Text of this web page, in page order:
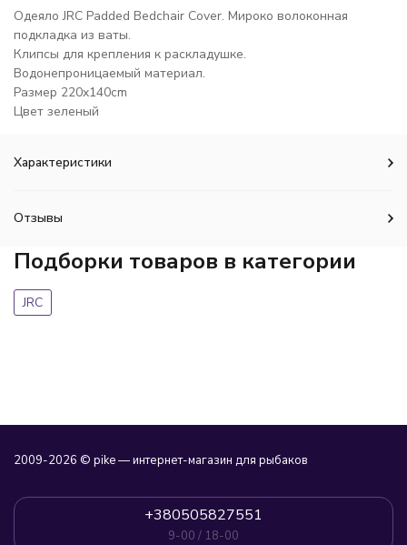
Одеяло JRC Padded Bedchair Cover. Мироко волоконная
подкладка из ваты.
Клипсы для крепления к раскладушке.
Водонепроницаемый материал.
Размер 220x140cm
Цвет зеленый
Характеристики
Отзывы
Подборки товаров в категории
JRC
2009-2026 © pike — интернет-магазин для рыбаков
+380505827551
9-00 / 18-00